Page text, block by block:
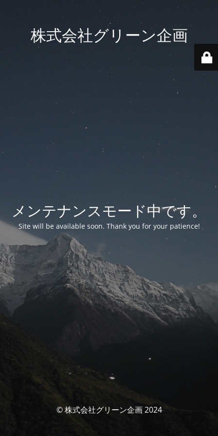
株式会社グリーン企画
メンテナンスモード中です。
Site will be available soon. Thank you for your patience!
© 株式会社グリーン企画 2024